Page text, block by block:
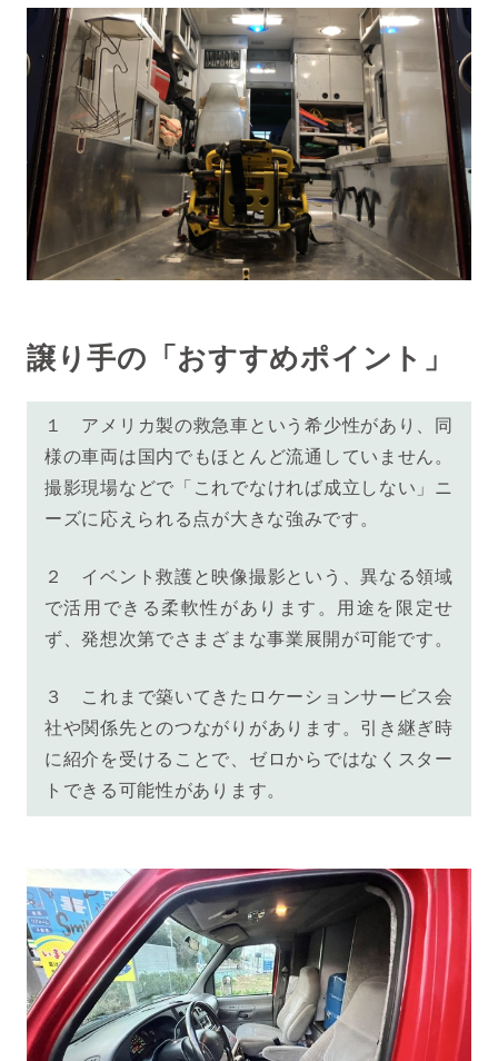
譲り手の「おすすめポイント」
１ アメリカ製の救急車という希少性があり、同
様の車両は国内でもほとんど流通していません。
撮影現場などで「これでなければ成立しない」ニ
ーズに応えられる点が大きな強みです。
２ イベント救護と映像撮影という、異なる領域
で活用できる柔軟性があります。用途を限定せ
ず、発想次第でさまざまな事業展開が可能です。
３ これまで築いてきたロケーションサービス会
社や関係先とのつながりがあります。引き継ぎ時
に紹介を受けることで、ゼロからではなくスター
トできる可能性があります。